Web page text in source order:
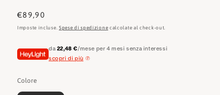
Prezzo
di
€89,90
Imposte incluse. Spese di spedizione calcolate al check-out.
da 22,48 €/mese per 4 mesi senza interessi
scopri di più
Colore